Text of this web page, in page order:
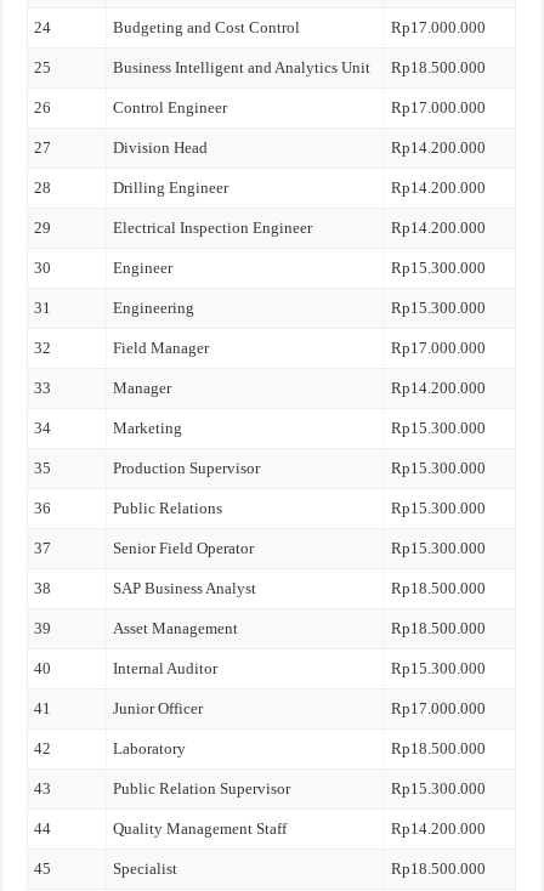
24 Budgeting and Cost Control Rp17.000.000
25 Business Intelligent and Analytics Unit Rp18.500.000
26 Control Engineer Rp17.000.000
27 Division Head Rp14.200.000
28 Drilling Engineer Rp14.200.000
29 Electrical Inspection Engineer Rp14.200.000
30 Engineer Rp15.300.000
31 Engineering Rp15.300.000
32 Field Manager Rp17.000.000
33 Manager Rp14.200.000
34 Marketing Rp15.300.000
35 Production Supervisor Rp15.300.000
36 Public Relations Rp15.300.000
37 Senior Field Operator Rp15.300.000
38 SAP Business Analyst Rp18.500.000
39 Asset Management Rp18.500.000
40 Internal Auditor Rp15.300.000
41 Junior Officer Rp17.000.000
42 Laboratory Rp18.500.000
43 Public Relation Supervisor Rp15.300.000
44 Quality Management Staff Rp14.200.000
45 Specialist Rp18.500.000